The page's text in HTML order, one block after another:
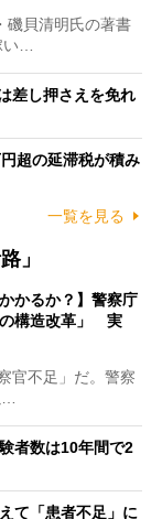
貝清明氏の著書
い…
差し押さえを免れ
超の延滞税が積み
一覧を見る
」
かるか？】警察庁
の構造改革」 実
官不足」だ。警察
…
者数は10年間で2
て「患者不足」に